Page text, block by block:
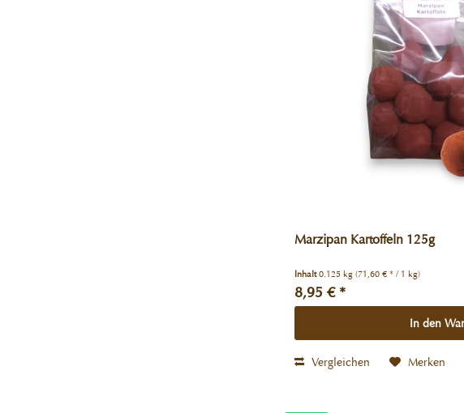
Marzipan Kartoffeln 125g
Inhalt0.125 kg(71,60 € * / 1 kg)
8,95 € *
In den
Vergleichen Merken